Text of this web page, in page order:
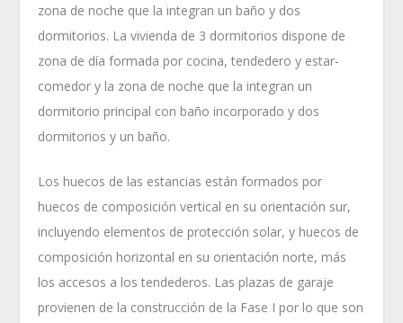
zona de noche que la integran un baño y dos
dormitorios. La vivienda de 3 dormitorios dispone de
zona de día formada por cocina, tendedero y estar-
comedor y la zona de noche que la integran un
dormitorio principal con baño incorporado y dos
dormitorios y un baño.
Los huecos de las estancias están formados por
huecos de composición vertical en su orientación sur,
incluyendo elementos de protección solar, y huecos de
composición horizontal en su orientación norte, más
los accesos a los tendederos. Las plazas de garaje
provienen de la construcción de la Fase I por lo que son